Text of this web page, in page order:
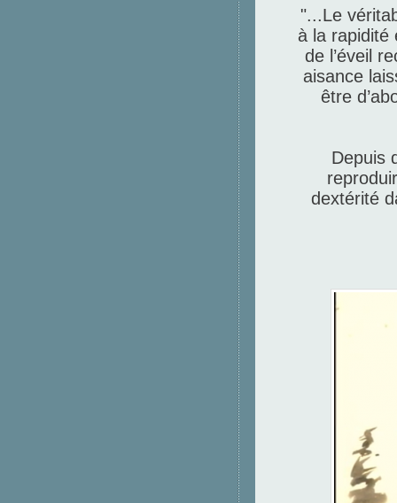
"...Le
à la rapidité
de l’éveil
aisance
être
Depuis
dextérité